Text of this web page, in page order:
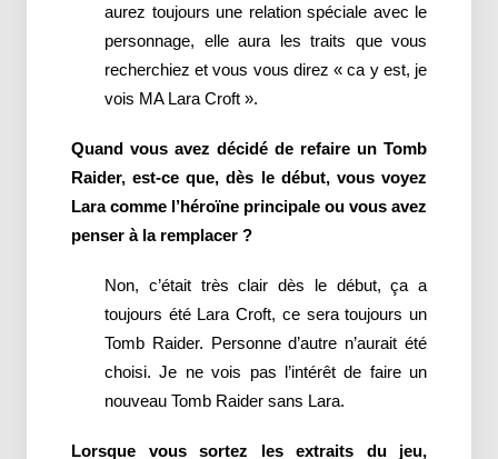
aurez toujours une relation spéciale avec le
personnage, elle aura les traits que vous
recherchiez et vous vous direz « ca y est, je
vois MA Lara Croft ».
Quand vous avez décidé de refaire un Tomb
Raider, est-ce que, dès le début, vous voyez
Lara comme l’héroïne principale ou vous avez
penser à la remplacer ?
Non, c’était très clair dès le début, ça a
toujours été Lara Croft, ce sera toujours un
Tomb Raider. Personne d’autre n’aurait été
choisi. Je ne vois pas l’intérêt de faire un
nouveau Tomb Raider sans Lara.
Lorsque vous sortez les extraits du jeu,